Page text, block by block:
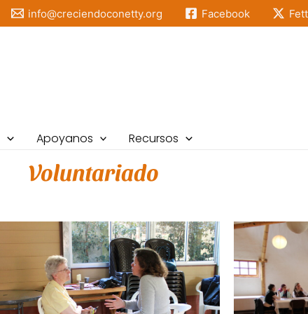
info@creciendoconetty.org Facebook
Apoyanos Recursos
Voluntariado